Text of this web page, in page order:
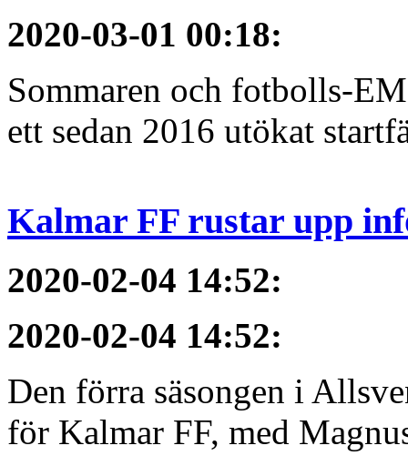
2020-03-01 00:18:
Sommaren och fotbolls-
ett sedan 2016 utökat
Kalmar FF rustar upp
2020-02-04 14:52:
2020-02-04 14:52:
Den förra säsongen i
för Kalmar FF, med